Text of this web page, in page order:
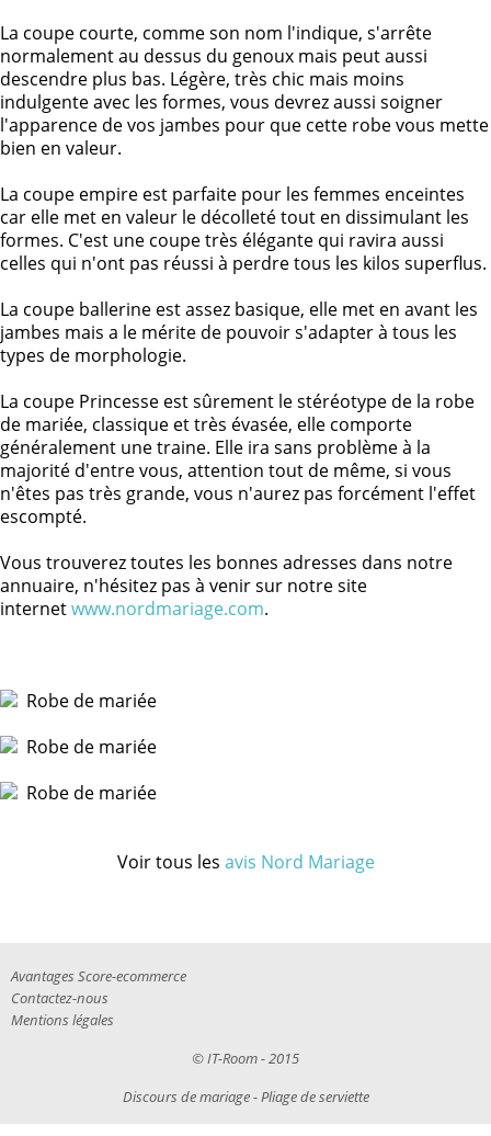
La coupe courte, comme son nom l'indique, s'arrête
normalement au dessus du genoux mais peut aussi
descendre plus bas. Légère, très chic mais moins
indulgente avec les formes, vous devrez aussi soigner
l'apparence de vos jambes pour que cette robe vous mette
bien en valeur.
La coupe empire est parfaite pour les femmes enceintes
car elle met en valeur le décolleté tout en dissimulant les
formes. C'est une coupe très élégante qui ravira aussi
celles qui n'ont pas réussi à perdre tous les kilos superflus.
La coupe ballerine est assez basique, elle met en avant les
jambes mais a le mérite de pouvoir s'adapter à tous les
types de morphologie.
La coupe Princesse est sûrement le stéréotype de la robe
de mariée, classique et très évasée, elle comporte
généralement une traine. Elle ira sans problème à la
majorité d'entre vous, attention tout de même, si vous
n'êtes pas très grande, vous n'aurez pas forcément l'effet
escompté.
Vous trouverez toutes les bonnes adresses dans notre
annuaire, n'hésitez pas à venir sur notre site
internetwww.nordmariage.com.
Voir tous les avis Nord Mariage
Avantages Score-ecommerce
Contactez-nous
Mentions légales
©IT-Room- 2015
Discours de mariage-Pliage de serviette